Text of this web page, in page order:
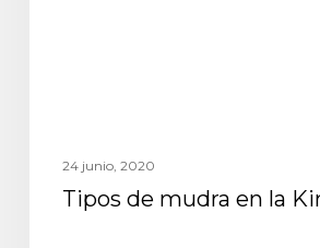
24 junio, 2020
Tipos de mudra en la